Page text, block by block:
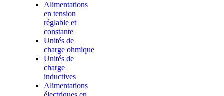
Alimentations
en tension
réglable et
constante
Unités de
charge ohmique
Unités de
charge
inductives
Alimentations